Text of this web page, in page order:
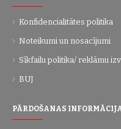
Konfidencialitātes politika
Noteikumi un nosacījumi
Sīkfailu politika/ reklāmu
BUJ
PĀRDOŠANAS